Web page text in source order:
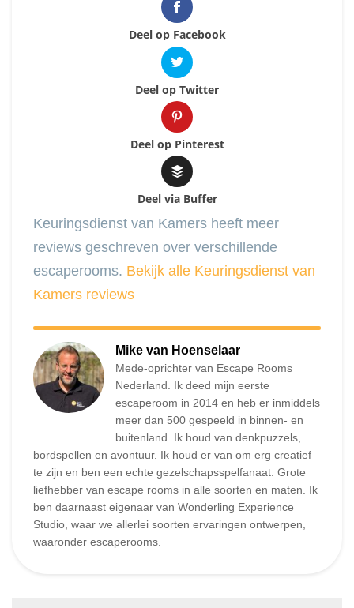
Deel op Facebook
Deel op Twitter
Deel op Pinterest
Deel via Buffer
Keuringsdienst van Kamers heeft meer
reviews geschreven over verschillende
escaperooms. Bekijk alle Keuringsdienst van
Kamers reviews
Mike van Hoenselaar
Mede-oprichter van Escape Rooms
Nederland. Ik deed mijn eerste
escaperoom in 2014 en heb er inmiddels
meer dan 500 gespeeld in binnen- en
buitenland. Ik houd van denkpuzzels,
bordspellen en avontuur. Ik houd er van om erg creatief
te zijn en ben een echte gezelschapsspelfanaat. Grote
liefhebber van escape rooms in alle soorten en maten. Ik
ben daarnaast eigenaar van Wonderling Experience
Studio, waar we allerlei soorten ervaringen ontwerpen,
waaronder escaperooms.